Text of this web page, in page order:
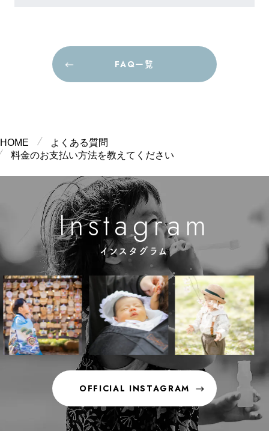
FAQ一覧
HOME
よくある質問
料金のお支払い方法を教えてください
Instagram
インスタグラム
OFFICIAL INSTAGRAM
OFFICIAL INSTAGRAM